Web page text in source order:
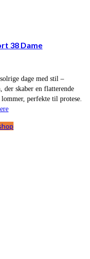
38 Dame
dage med stil –
der skaber en flatterende
perfekte til protese.